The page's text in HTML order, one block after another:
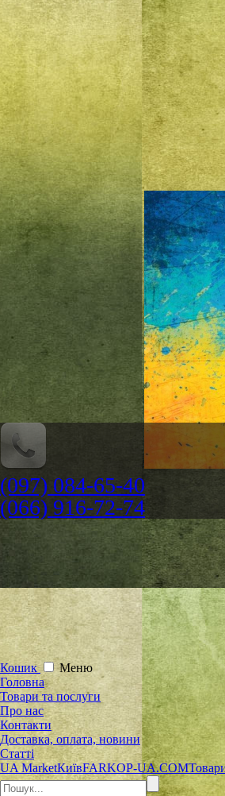
(097) 084-65-40
(066) 916-72-74
Кошик
Меню
Головна
Товари та послуги
Про нас
Контакти
Доставка, оплата, новини
Статті
UA MarketКиївFARKOP-UA.COM